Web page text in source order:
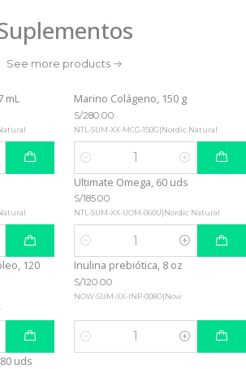
See more products
mL Marino Colágeno, 150 g
S/280.00
NTL-SUM-XX-MCG-150G|Nordic Natural
Quantity
Ultimate Omega, 60 uds
S/185.00
NTL-SUM-XX-UOM-060U|Nordic Natural
Quantity
120
Inulina prebiótica, 8 oz
S/120.00
NOW-SUM-XX-INP-008O|Now
Quantity
uds